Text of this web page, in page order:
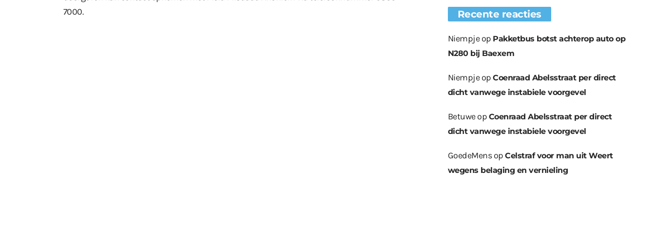
7000.
Recente reacties
Niempjeop Pakketbus botst achterop auto op
N280 bij Baexem
NiempjeopCoenraad Abelsstraat per direct
dicht vanwege instabiele voorgevel
Betuweop Coenraad Abelsstraat per direct
dicht vanwege instabiele voorgevel
GoedeMensopCelstraf voor man uit Weert
wegens belaging en vernieling